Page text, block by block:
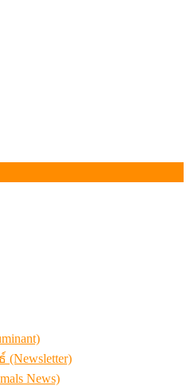
News)